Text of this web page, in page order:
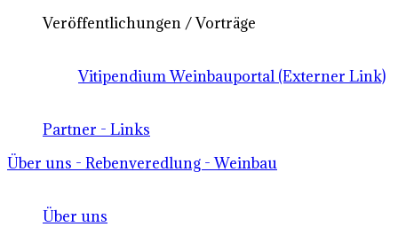
Veröffentlichungen / Vorträge
Vitipendium Weinbauportal (Externer Link)
Partner - Links
Über uns - Rebenveredlung - Weinbau
Über uns